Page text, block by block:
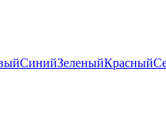
СинийЗеленыйКрасный